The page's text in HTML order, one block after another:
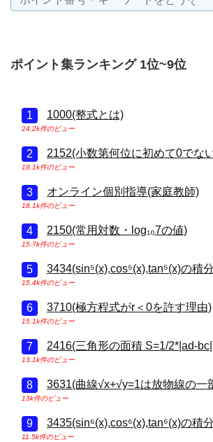
ポイント集ランキング 1位~9位
1000(整式とは)
24.2k件のビュー
2152(小数第何位に初めて0でな
18.1k件のビュー
オンライン個別指導(家庭教師)
18.1k件のビュー
2150(常用対数・log₁₀7の値)
15.7k件のビュー
3434(sin⁵(x),cos⁵(x),tan⁵(x)の積
15.4k件のビュー
3710(極方程式がr＜0を許す理由)
15.1k件のビュー
2416(三角形の面積 S=1/2*|ad-
13.1k件のビュー
3631(曲線√x+√y=1は放物線の一
13k件のビュー
3435(sin⁶(x),cos⁶(x),tan⁶(x)の積
11.5k件のビュー